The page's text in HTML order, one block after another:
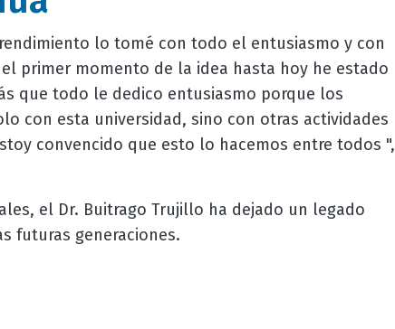
lo tomé con todo el entusiasmo y con
primer momento de la idea hasta hoy he estado
que todo le dedico entusiasmo porque los
con esta universidad, sino con otras actividades
convencido que esto lo hacemos entre todos ",
el Dr. Buitrago Trujillo ha dejado un legado
futuras generaciones.